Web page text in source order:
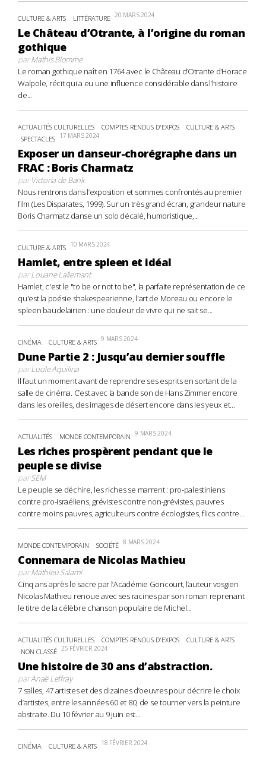
CULTURE & ARTS LITTÉRATURE 20 MARS 2024
Le Château d’Otrante, à l’origine du roman
gothique
parMathis Blomme
Le roman gothique naît en 1764 avec le Château d’Otrante d’Horace
Walpole, récit qui a eu une influence considérable dans l’histoire
de...
ACTUALITÉS CULTURELLES COMPTES RENDUS D'EXPOS
CULTURE & ARTS
SPECTACLES 17 MARS 2024
Exposer un danseur-chorégraphe dans un
FRAC : Boris Charmatz
parVictoria de Bank
Nous rentrons dans l’exposition et sommes confrontés au premier
film (Les Disparates, 1999). Sur un très grand écran, grandeur nature
Boris Charmatz danse un solo décalé, humoristique,...
CULTURE & ARTS 10 MARS 2024
Hamlet, entre spleen et idéal
parLouane Lallemant
Hamlet, c'est le "to be or not to be", la parfaite représentation de ce
qu'est la poésie shakespearienne, l'art de Moreau ou encore le
spleen baudelairien : une douleur de vivre qui ne sait se...
CINÉMA CULTURE & ARTS 9 MARS 2024
Dune Partie 2 : Jusqu’au dernier souffle
parLucile Aquilina
Il faut un moment avant de reprendre ses esprits en sortant de la
salle de cinéma. C’est avec la bande son de Hans Zimmer encore
dans les oreilles, des images de désert encore dans les yeux et...
ACTUALITÉS MONDE CONTEMPORAIN 9 MARS 2024
Les riches prospèrent pendant que le
peuple se divise
parSEM
Le peuple se déchire, les riches se marrent : pro-palestiniens
contre pro-israéliens, grévistes contre non-grévistes, pauvres
contre moins pauvres, agriculteurs contre écologistes, flics contre...
MONDE CONTEMPORAIN SOCIÉTÉ 8 MARS 2024
Connemara de Nicolas Mathieu
parMathieu Salami
Cinq ans après le sacre par l’Académie Goncourt, l’auteur vosgien
Nicolas Mathieu renoue avec ses racines par son roman reprenant
le titre de la célèbre chanson populaire de Michel...
ACTUALITÉS CULTURELLES COMPTES RENDUS D'EXPOS
CULTURE & ARTS
NON CLASSÉ 25 FÉVRIER 2024
Une histoire de 30 ans d’abstraction.
parAnaë Leffray
7 salles, 47 artistes et des dizaines d’oeuvres pour décrire le choix
d’artistes, entre les années 60 et 80, de se tourner vers la peinture
abstraite. Du 10 février au 9 juin est...
CINÉMA CULTURE & ARTS 18 FÉVRIER 2024